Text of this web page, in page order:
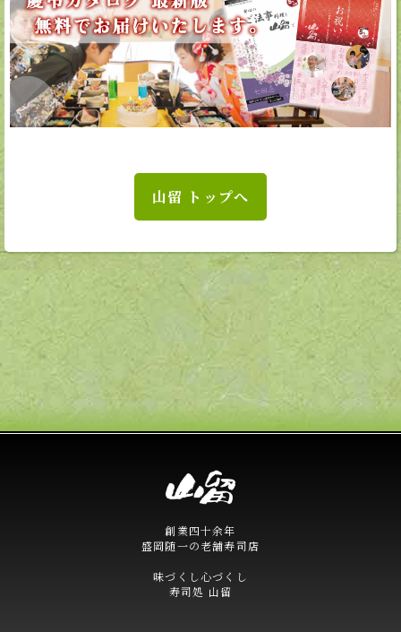
山留 トップへ
創業四十余年
盛岡随一の老舗寿司店
味づくし心づくし
寿司処 山留